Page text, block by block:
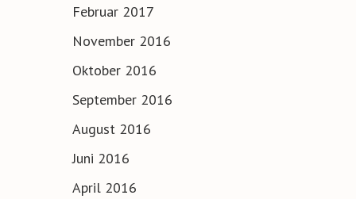
Februar 2017
November 2016
Oktober 2016
September 2016
August 2016
Juni 2016
April 2016